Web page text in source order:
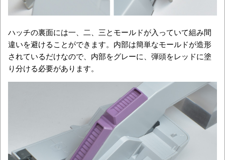
ハッチの裏面には一、二、三とモールドが入っていて組み間
違いを避けることができます。内部は簡単なモールドが造形
されているだけなので、内部をグレーに、弾頭をレッドに塗
り分ける必要があります。